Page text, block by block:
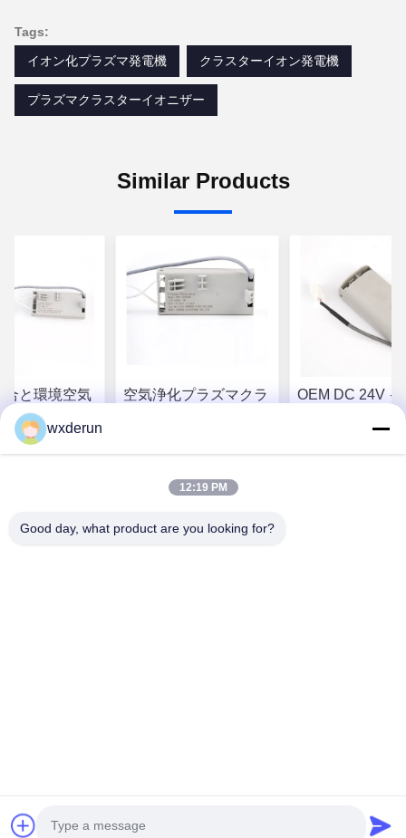
Tags:
イオン化プラズマ発電機
クラスターイオン発電機
プラズマクラスターイオニザー
Similar Products
合と環境空気
めの
ラスターイ
装置
空気浄化プラズマクラ
ミ合金構造
お問い合わせ
OEM DC 24V イ
化プラズマ発電
ン発電機
Wuxi Derun Electron Co., Ltd . 複製権所有。
wxderun
12:19 PM
Good day, what product are you looking for?